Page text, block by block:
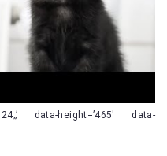
data-height=’465′ data-